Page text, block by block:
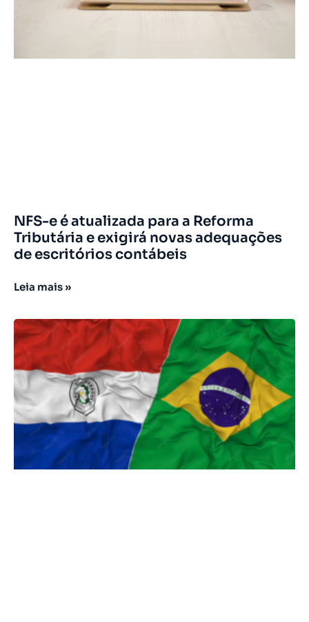
NFS-e é atualizada para a Reforma
Tributária e exigirá novas adequações
de escritórios contábeis
Leia mais »